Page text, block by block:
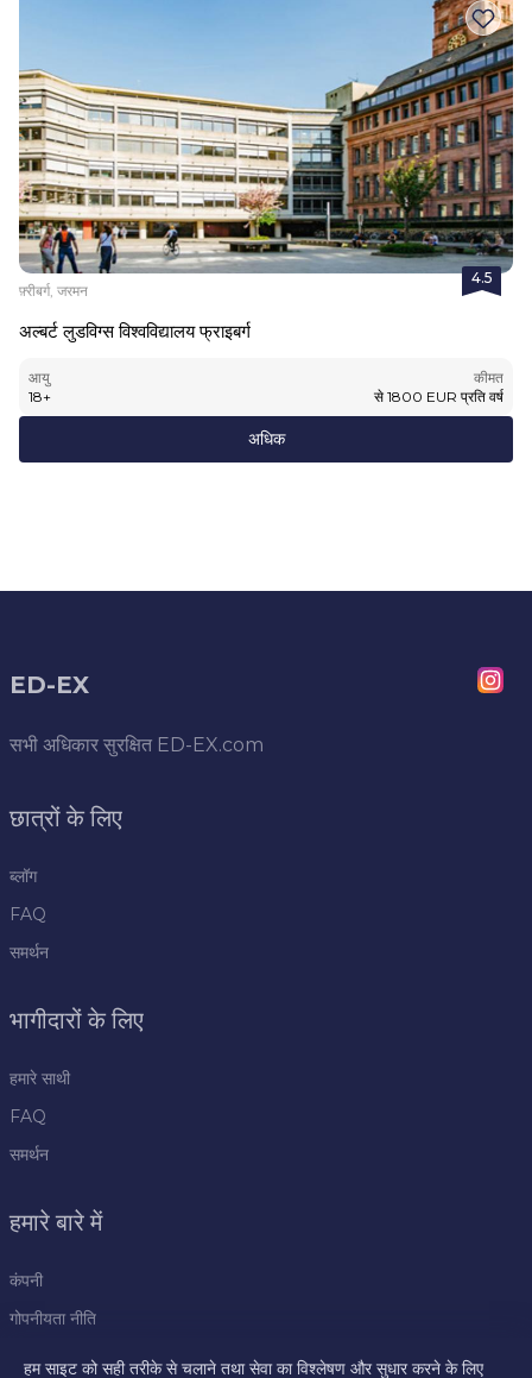
4.5
फ़्रीबर्ग, जरमन
अल्बर्ट लुडविग्स विश्वविद्यालय फ्राइबर्ग
आयु
18+
कीमत
से 1800 EUR प्रति वर्ष
अधिक
ED-EX
सभी अधिकार सुरक्षित ED-EX.com
छात्रों के लिए
ब्लॉग
FAQ
समर्थन
भागीदारों के लिए
हमारे साथी
FAQ
समर्थन
हमारे बारे में
कंपनी
गोपनीयता नीति
हम साइट को सही तरीके से चलाने तथा सेवा का विश्लेषण और सुधार करने के लिए